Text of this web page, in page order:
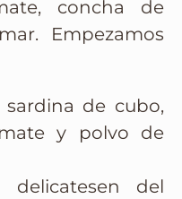
concha de
Empezamos
de cubo,
y polvo de
del